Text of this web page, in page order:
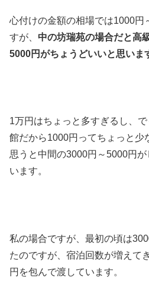
心付けの金額の相場では1000円
すが、 中の坊瑞苑の場合だと高
5000円がちょうどいいと思いま
1万円はちょっと多すぎるし、
館だから1000円ってちょっと少
思うと中間の3000円～5000円
います。
私の場合ですが、最初の頃は
たのですが、宿泊回数が増えて
円を包んで渡しています。